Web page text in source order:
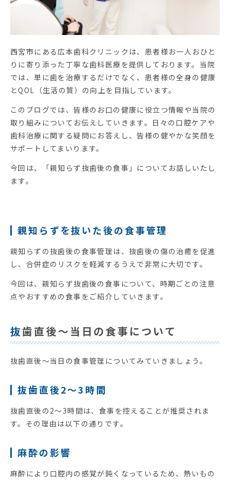
西宮市にある広本歯科クリニックは、患者様お一人おひと
りに寄り添った丁寧な歯科医療を提供しております。当院
では、単に歯を治療するだけでなく、患者様の全身の健康
とQOL（生活の質）の向上を目指しています。
このブログでは、皆様のお口の健康に役立つ情報や当院の
取り組みについてお伝えしていきます。日々の口腔ケアや
歯科治療に関する疑問にお答えし、皆様の健やかな笑顔を
サポートしてまいります。
今回は、「親知らず抜歯後の食事」についてお話しいたし
ます。
親知らずを抜いた後の食事管理
親知らずの抜歯後の食事管理は、抜歯後の傷の治癒を促進
し、合併症のリスクを軽減するうえで非常に大切です。
今回は、親知らず抜歯後の食事について、時期ごとの注意
点やおすすめの食事をご紹介していきます。
抜歯直後～当日の食事について
抜歯直後～当日の食事管理についてみていきましょう。
抜歯直後2～3時間
抜歯直後の2～3時間は、食事を控えることが推奨されま
す。その理由は以下の通りです。
麻酔の影響
麻酔により口腔内の感覚が鈍くなっているため、熱いもの